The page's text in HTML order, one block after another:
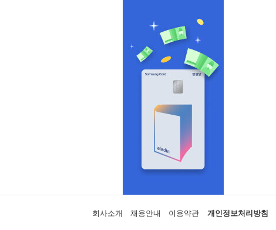
회사소개 채용안내 이용약관 개인정보처리방침